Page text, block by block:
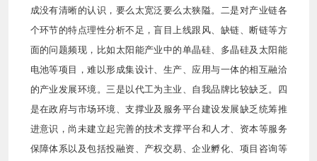
成没有清晰的认识，要么太宽泛要么太狭隘。二是对产业链各
个环节的特点理性分析不足，盲目上线跟风、缺链、断链等方
面的问题频现，比如太阳能产业中的单晶硅、多晶硅及太阳能
电池等项目，难以形成集设计、生产、应用与一体的相互融洽
的产业发展环境。三是以代工为主业、自我品牌比较缺乏。四
是在政府与市场环境、支撑业及服务平台建设发展缺乏统筹推
进意识，尚未建立起完善的技术支撑平台和人才、资本等服务
保障体系以及包括投融资、产权交易、企业孵化、项目咨询等